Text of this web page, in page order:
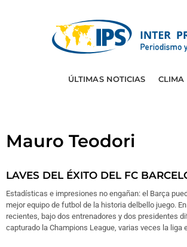
ÚLTIMAS NOTICIAS CLIMA
Mauro Teodori
LAVES DEL ÉXITO DEL FC
Estadísticas e impresiones no engañan: el Barça
mejor equipo de futbol de la historia delbello juego.
recientes, bajo dos entrenadores y dos presidentes
capturado la Champions League, varias veces la liga